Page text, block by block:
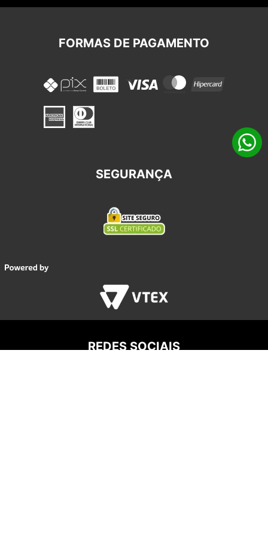
FORMAS DE PAGAMENTO
SEGURANÇA
REDES SOCIAIS